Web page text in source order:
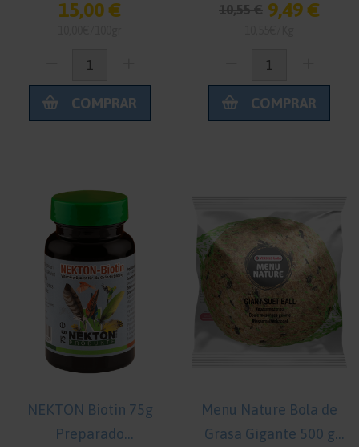
para Pájaros
15,00 €
COMPRAR
frugívoros 1 kg
10,55 € 9,49 €
COMPRAR
NEKTON Biotin 75g
Preparado
Menu Nature Bola de
Grasa Gigante 500 g